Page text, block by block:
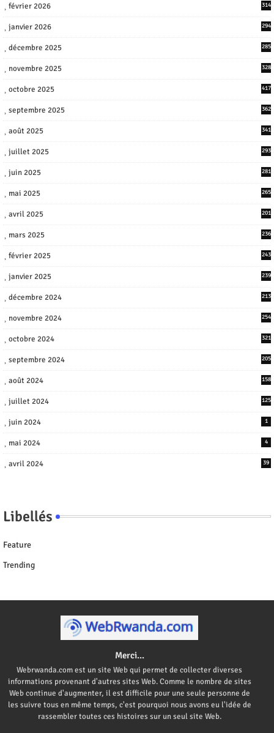
février 2026 314
janvier 2026 294
décembre 2025 285
novembre 2025 328
octobre 2025 417
septembre 2025 362
août 2025 341
juillet 2025 293
juin 2025 281
mai 2025 265
avril 2025 201
mars 2025 236
février 2025 243
janvier 2025 239
décembre 2024 213
novembre 2024 254
octobre 2024 321
septembre 2024 205
août 2024 158
juillet 2024 125
juin 2024 1
mai 2024 4
avril 2024 39
Libellés
Feature
Trending
Merci...
Webrwanda.com est un site Web qui permet de collecter diverses
informations provenant d'autres sites Web. Comme le nombre de sites
Web continue d'augmenter, il est difficile pour une seule personne de
les suivre tous en même temps, c'est pourquoi nous avons eu l'idée de
rassembler toutes ces histoires sur un seul site Web.